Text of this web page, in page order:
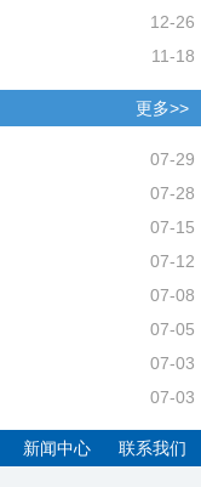
12-26
11-18
更多>>
07-29
07-28
07-15
07-12
07-08
07-05
07-03
07-03
新闻中心 联系我们